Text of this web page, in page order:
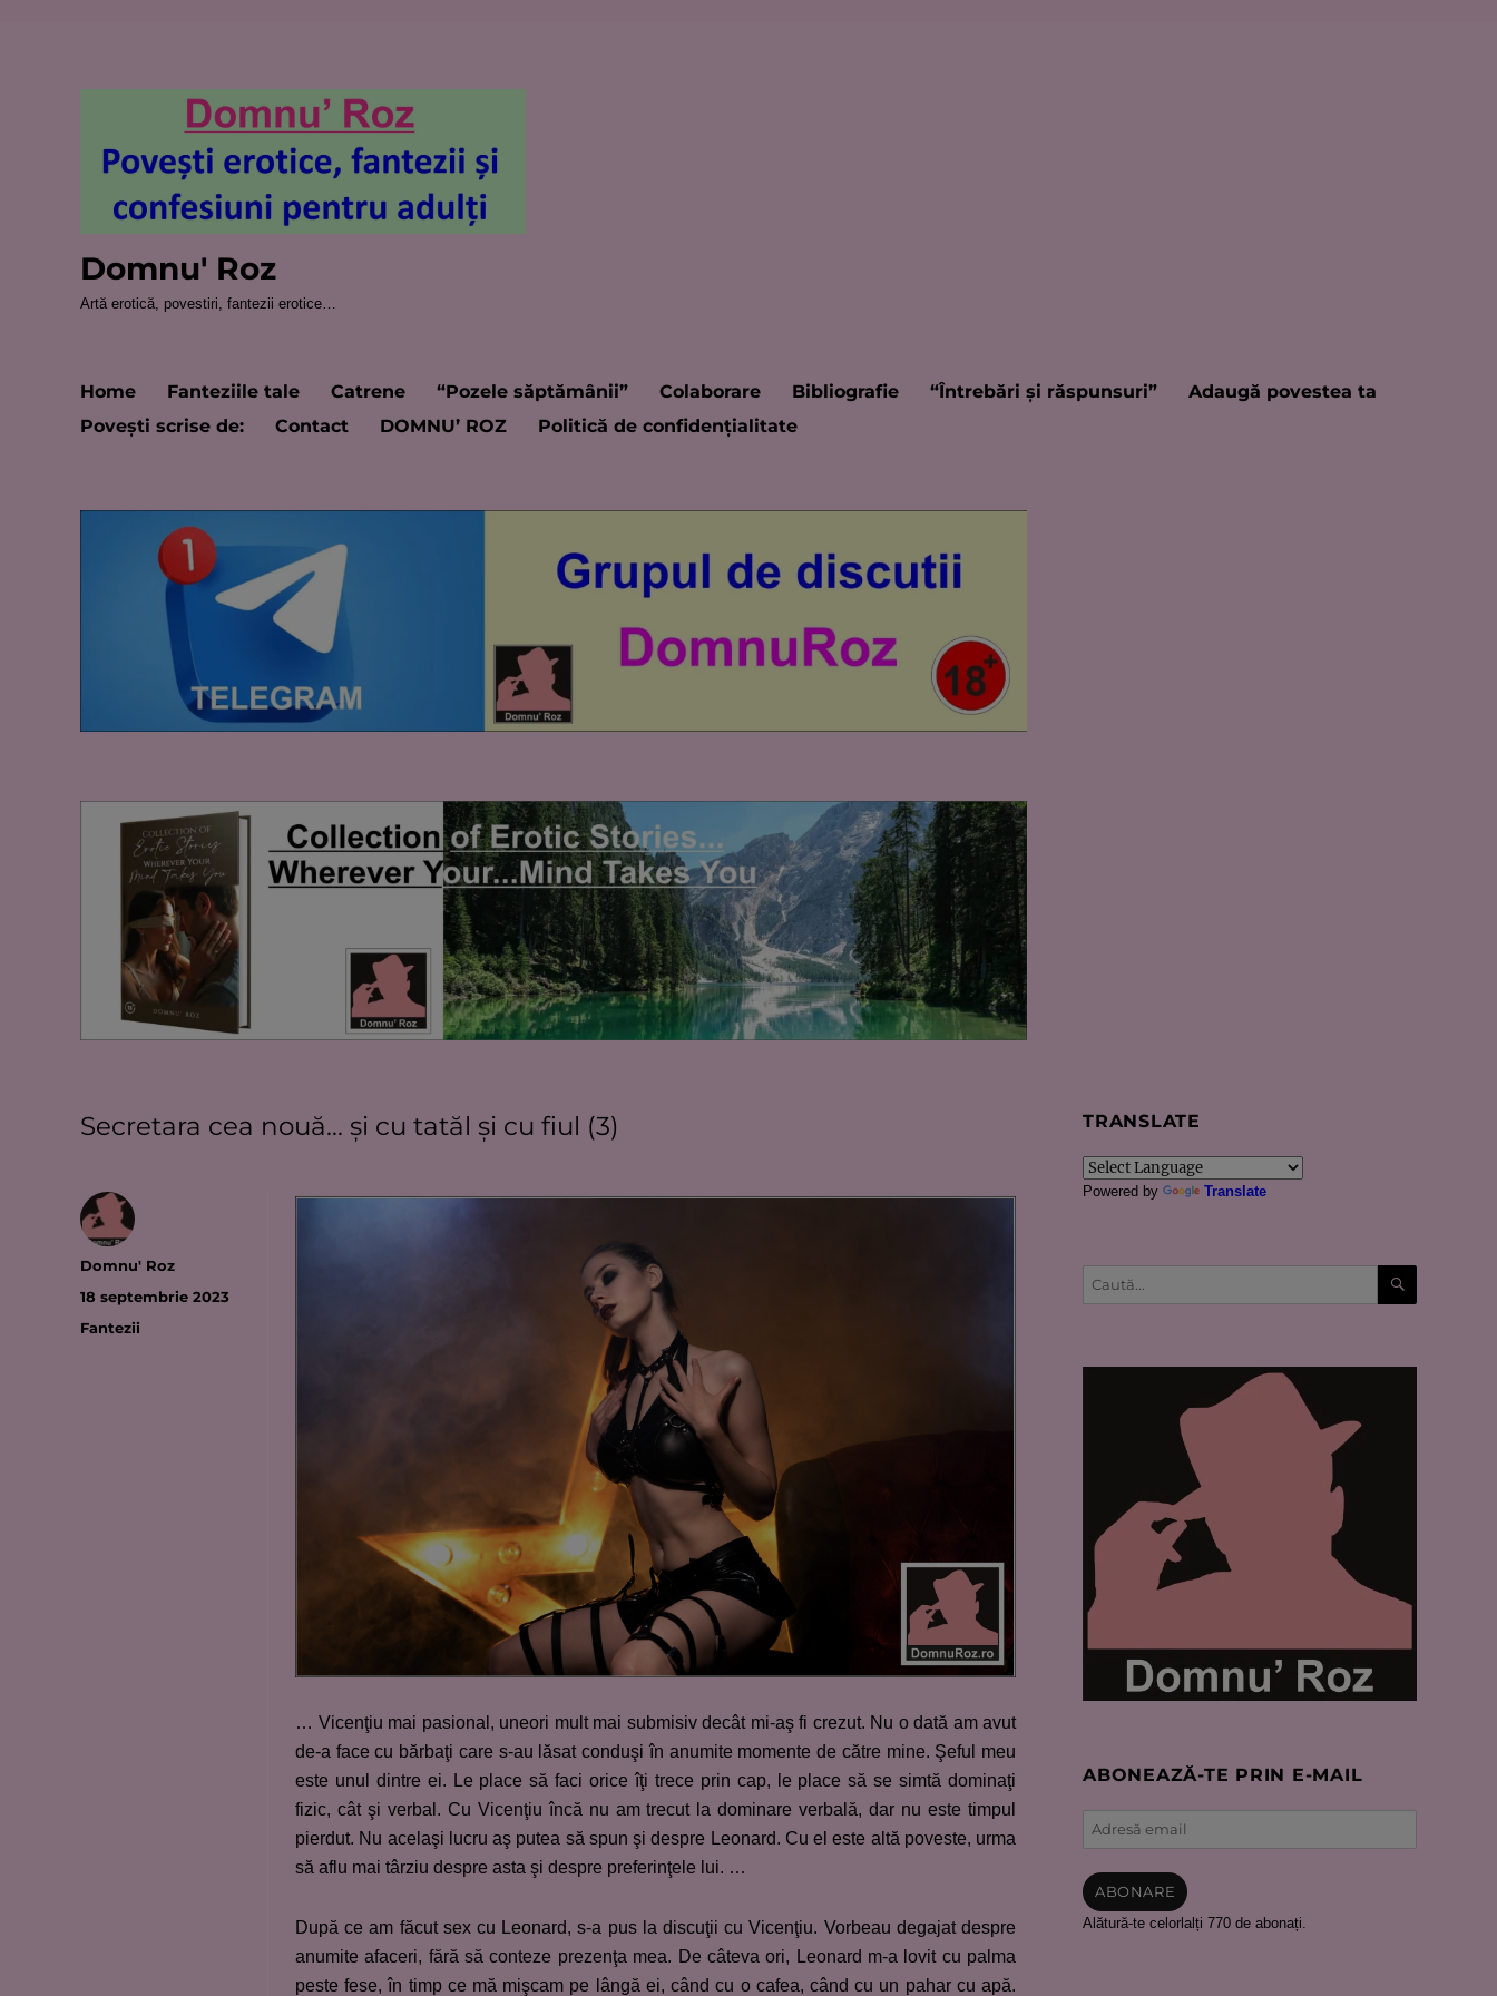
Domnu' Roz
Artă erotică, povestiri, fantezii erotice…
Home Fanteziile tale Catrene “Pozele săptămânii” Colaborare Bibliografie “Întrebări şi răspunsuri”
Adaugă povestea ta
Poveşti scrise de:
Contact DOMNU’ ROZ Politică de confidențialitate
Secretara cea nouă… şi cu tatăl şi cu fiul (3)
… Vicenţiu mai pasional, uneori mult mai submisiv decât mi-aş fi crezut. Nu o dată am avut
de-a face cu bărbaţi care s-au lăsat conduşi în anumite momente de către mine. Şeful meu
este unul dintre ei. Le place să faci orice îţi trece prin cap, le place să se simtă dominaţi
fizic, cât şi verbal. Cu Vicenţiu încă nu am trecut la dominare verbală, dar nu este timpul
pierdut. Nu acelaşi lucru aş putea să spun şi despre Leonard. Cu el este altă poveste, urma
să aflu mai târziu despre asta şi despre preferinţele lui. …
După ce am făcut sex cu Leonard, s-a pus la discuţii cu Vicenţiu. Vorbeau degajat despre
anumite afaceri, fără să conteze prezenţa mea. De câteva ori, Leonard m-a lovit cu palma
peste fese, în timp ce mă mişcam pe lângă ei, când cu o cafea, când cu un pahar cu apă.
Autor
Domnu' Roz
Publicat
18 septembrie 2023
Categorii
Fantezii
TRANSLATE
Powered by Translate
Caută
după:
CĂUTARE
ABONEAZĂ-TE PRIN E-MAIL
Adresă
email
ABONARE
Alătură-te celorlalți 770 de abonați.